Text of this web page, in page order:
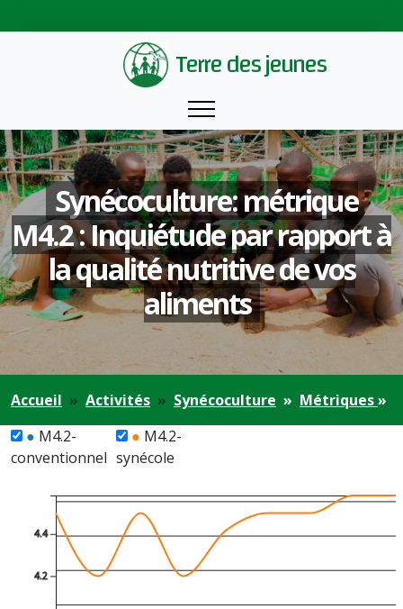
Terre des jeunes
Synécoculture: métrique
M4.2 : Inquiétude par rapport à
la qualité nutritive de vos
aliments
Accueil Activités Synécoculture
Métriques
● M4.2-
conventionnel
● M4.2-
synécole
4.2
4.4